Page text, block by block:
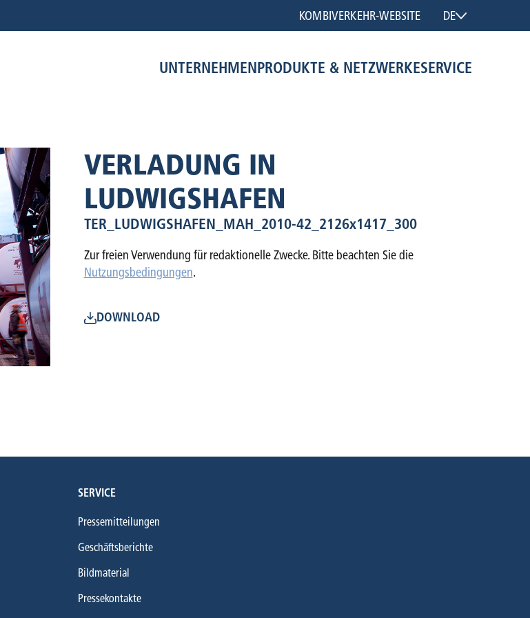
KOMBIVERKEHR-WEBSITE DE
UNTERNEHMENPRODUKTE & NETZWERKESERVICE
VERLADUNG IN
LUDWIGSHAFEN
TER_LUDWIGSHAFEN_MAH_2010-42_2126x1417_300
Zur freien Verwendung für redaktionelle Zwecke. Bitte beachten Sie die
Nutzungsbedingungen.
DOWNLOAD
SERVICE
Pressemitteilungen
Geschäftsberichte
Bildmaterial
Pressekontakte